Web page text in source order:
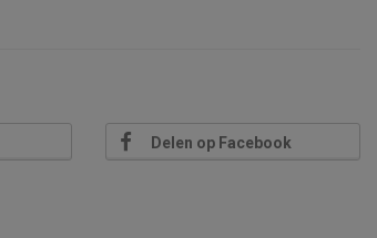
Delen op Facebook